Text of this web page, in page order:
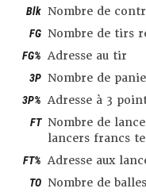
Blk Nombre de
FG Nombre de tirs
FG% Adresse au tir
3P Nombre de
3P% Adresse à 3
FT Nombre de
lancers francs
FT% Adresse aux
TO Nombre de